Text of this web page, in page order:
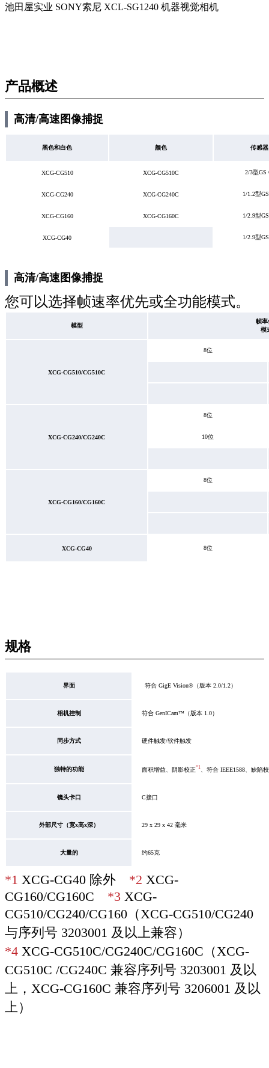
池田屋实业 SONY索尼 XCL-SG1240 机器视觉相机
产品概述
高清/高速图像捕捉
黑色和白色 颜色 传感
XCG-CG510 XCG-CG510C 2/3型GS
XCG-CG240 XCG-CG240C 1/1.2型
XCG-CG160 XCG-CG160C 1/2.9型
XCG-CG40 1/2.9型
高清/高速图像捕捉
您可以选择帧速率优先或全功能模式。
模型
帧率
模
XCG-CG510/CG510C
8位
XCG-CG240/CG240C
8位
10位
XCG-CG160/CG160C
8位
XCG-CG40 8位
规格
界面 符合 GigE Vision®（版本 2.0/1.2）
相机控制 符合 GenICam™（版本 1.0）
同步方式 硬件触发/软件触发
独特的功能 面积增益、阴影校正*1、符合 IEEE1588、缺陷
镜头卡口 C接口
外部尺寸（宽x高x深） 29 x 29 x 42 毫米
大量的 约65克
*1 XCG-CG40 除外 *2 XCG-
CG160/CG160C *3 XCG-
CG510/CG240/CG160（XCG-CG510/CG240
与序列号 3203001 及以上兼容）
*4 XCG-CG510C/CG240C/CG160C（XCG-
CG510C /CG240C 兼容序列号 3203001 及以
上，XCG-CG160C 兼容序列号 3206001 及以
上）